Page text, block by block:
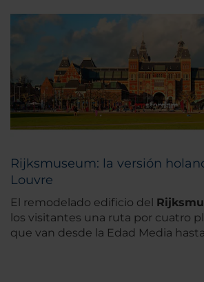
Rijksmuseum: la versión
Louvre
El remodelado edificio del
los visitantes una ruta por cuatro
que van desde la Edad Media